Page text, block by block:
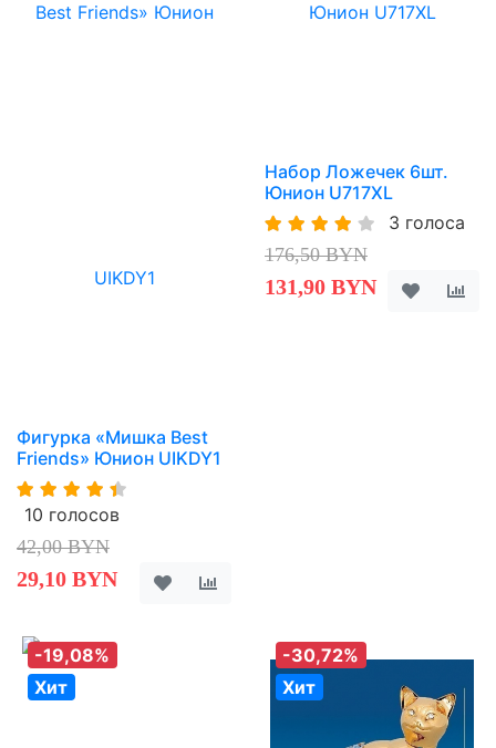
Фигурка «Мишка Best
Friends» Юнион UIKDY1
10 голосов
42,00 BYN
29,10 BYN
Набор Ложечек 6шт.
Юнион U717XL
3 голоса
176,50 BYN
131,90 BYN
-19,08%
Хит
-30,72%
Хит